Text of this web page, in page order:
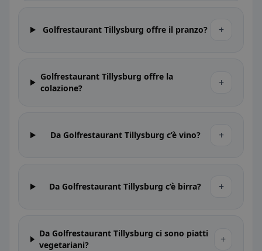
Golfrestaurant Tillysburg offre il pranzo? +
Golfrestaurant Tillysburg offre la
colazione?
+
Da Golfrestaurant Tillysburg c’è vino? +
Da Golfrestaurant Tillysburg c’è birra? +
Da Golfrestaurant Tillysburg ci sono piatti
vegetariani?
+